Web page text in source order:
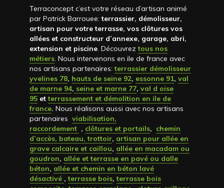
Terraconcept c’est votre réseau d’artisan animé
par Patrick Barrouee:terrassier, démolisseur,
artisan pour votre terrasse, vos clôtures vos
allées et constructeur d’annexe, garage, abri,
extension et piscine. Découvreztous nos
métiers. Nous intervenons en ile de france avec
nos artisans partenaires:terrassier démolisseur
yvelines 78, hauts de seine 92, essonne 91, val
de marne 94, seine et marne 77, val d oise
95 etterrassement et démolition en ile de
france. Nous réalisons aussi avec nos artisans
partenaires viabilisation,
raccordement , clôtures et portails, chemin
d’accès, bateau, trottoir, artisan pour allée en
grave calcaire et caillou, allée en macadam ou
goudron, allée et terrasse en pavé ou dalle
béton, allée et chemin en béton lavé
désactivé ,terrasse bois,terrasse bois